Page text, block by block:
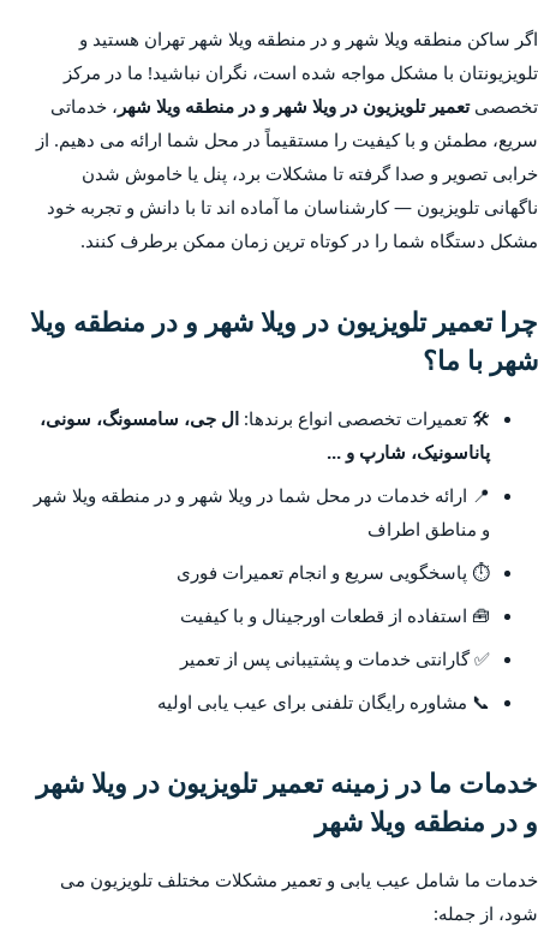
اگر ساکن منطقه ویلا شهر و در منطقه ویلا شهر تهران هستید و
تلویزیونتان با مشکل مواجه شده است، نگران نباشید! ما در مرکز
تخصصیتعمیر تلویزیون در ویلا شهر و در منطقه ویلا شهر ، خدماتی
سریع، مطمئن و با کیفیت را مستقیماً در محل شما ارائه می دهیم. از
خرابی تصویر و صدا گرفته تا مشکلات برد، پنل یا خاموش شدن
ناگهانی تلویزیون — کارشناسان ما آماده اند تا با دانش و تجربه خود
مشکل دستگاه شما را در کوتاه ترین زمان ممکن برطرف کنند.
چرا تعمیر تلویزیون در ویلا شهر و در منطقه ویلا
شهر با ما؟
🛠️ تعمیرات تخصصی انواع برندها: ال جی، سامسونگ، سونی،
پاناسونیک، شارپ و ...
📍 ارائه خدمات در محل شما در ویلا شهر و در منطقه ویلا شهر
و مناطق اطراف
⏱️ پاسخگویی سریع و انجام تعمیرات فوری
🧰 استفاده از قطعات اورجینال و با کیفیت
✅ گارانتی خدمات و پشتیبانی پس از تعمیر
📞 مشاوره رایگان تلفنی برای عیب یابی اولیه
خدمات ما در زمینه تعمیر تلویزیون در ویلا شهر
و در منطقه ویلا شهر
خدمات ما شامل عیب یابی و تعمیر مشکلات مختلف تلویزیون می
شود، از جمله: